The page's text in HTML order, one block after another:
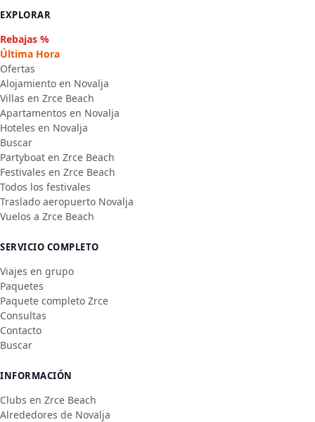
EXPLORAR
Rebajas %
Última Hora
Ofertas
Alojamiento en Novalja
Villas en Zrce Beach
Apartamentos en Novalja
Hoteles en Novalja
Buscar
Partyboat en Zrce Beach
Festivales en Zrce Beach
Todos los festivales
Traslado aeropuerto Novalja
Vuelos a Zrce Beach
SERVICIO COMPLETO
Viajes en grupo
Paquetes
Paquete completo Zrce
Consultas
Contacto
Buscar
INFORMACIÓN
Clubs en Zrce Beach
Alrededores de Novalja